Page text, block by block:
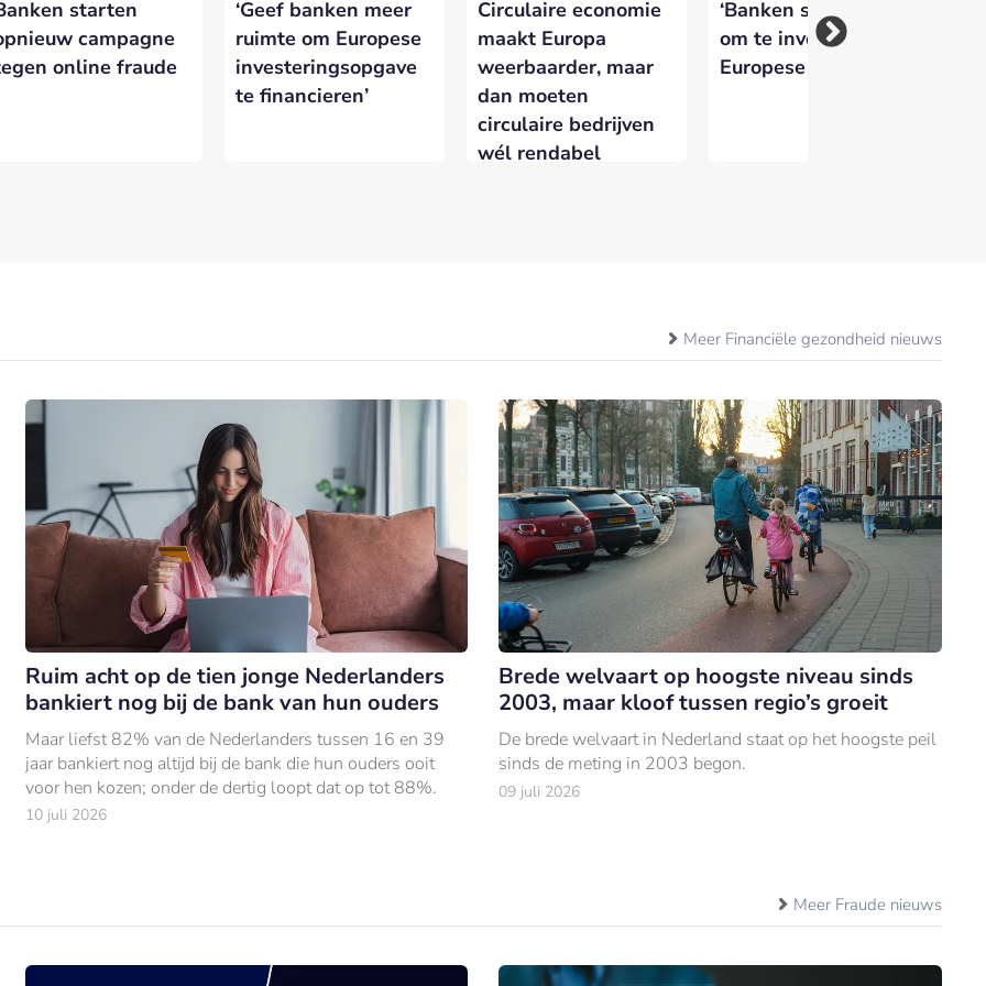
starten
campagne
online fraude
‘Geef banken meer
ruimte om Europese
investeringsopgave
te financieren’
Circulaire economie
maakt Europa
weerbaarder, maar
dan moeten
circulaire bedrijven
wél rendabel
‘Banken staan klaar
om te investeren in
Europese economie’
Meer Financiële gezondheid nieuws
Ruim acht op de tien jonge Nederlanders
bankiert nog bij de bank van hun ouders
Maar liefst 82% van de Nederlanders tussen 16 en 39
jaar bankiert nog altijd bij de bank die hun ouders ooit
voor hen kozen; onder de dertig loopt dat op tot 88%.
10 juli 2026
Brede welvaart op hoogste niveau sinds
2003, maar kloof tussen regio’s groeit
De brede welvaart in Nederland staat op het hoogste peil
sinds de meting in 2003 begon.
09 juli 2026
Meer Fraude nieuws